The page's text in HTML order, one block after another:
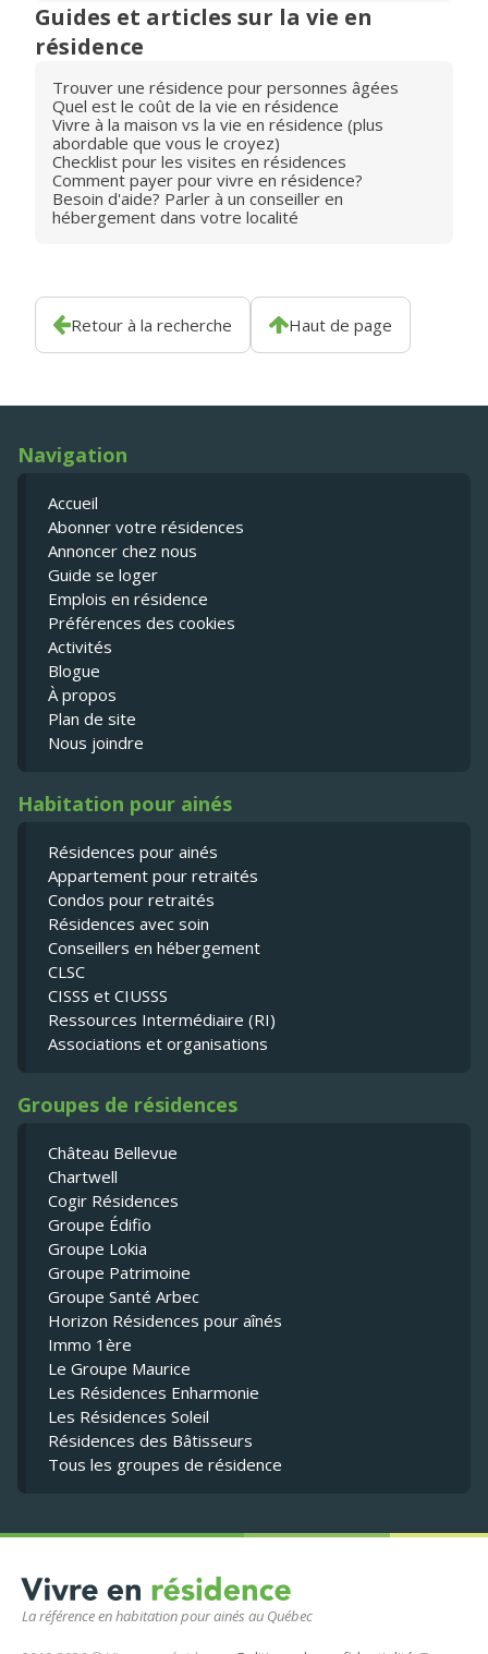
Guides et articles sur la vie en
résidence
Trouver une résidence pour personnes âgées
Quel est le coût de la vie en résidence
Vivre à la maison vs la vie en résidence (plus
abordable que vous le croyez)
Checklist pour les visites en résidences
Comment payer pour vivre en résidence?
Besoin d'aide? Parler à un conseiller en
hébergement dans votre localité
Retour à la recherche Haut de page
La référence en habitation pour ainés au Québec
Navigation
Accueil
Abonner votre résidences
Annoncer chez nous
Guide se loger
Emplois en résidence
Préférences des cookies
Activités
Blogue
À propos
Plan de site
Nous joindre
Habitation pour ainés
Résidences pour ainés
Appartement pour retraités
Condos pour retraités
Résidences avec soin
Conseillers en hébergement
CLSC
CISSS et CIUSSS
Ressources Intermédiaire (RI)
Associations et organisations
Groupes de résidences
Château Bellevue
Chartwell
Cogir Résidences
Groupe Édifio
Groupe Lokia
Groupe Patrimoine
Groupe Santé Arbec
Horizon Résidences pour aînés
Immo 1ère
Le Groupe Maurice
Les Résidences Enharmonie
Les Résidences Soleil
Résidences des Bâtisseurs
Tous les groupes de résidence